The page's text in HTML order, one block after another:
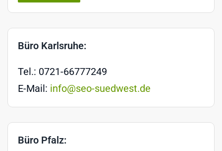
Büro Karlsruhe:
Tel.: 0721-66777249
E-Mail: info@seo-suedwest.de
Büro Pfalz: